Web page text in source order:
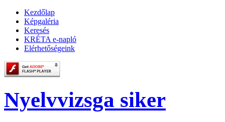
Kezdőlap
Képgaléria
Keresés
KRÉTA e-napló
Elérhetőségeink
Nyelvvizsga siker